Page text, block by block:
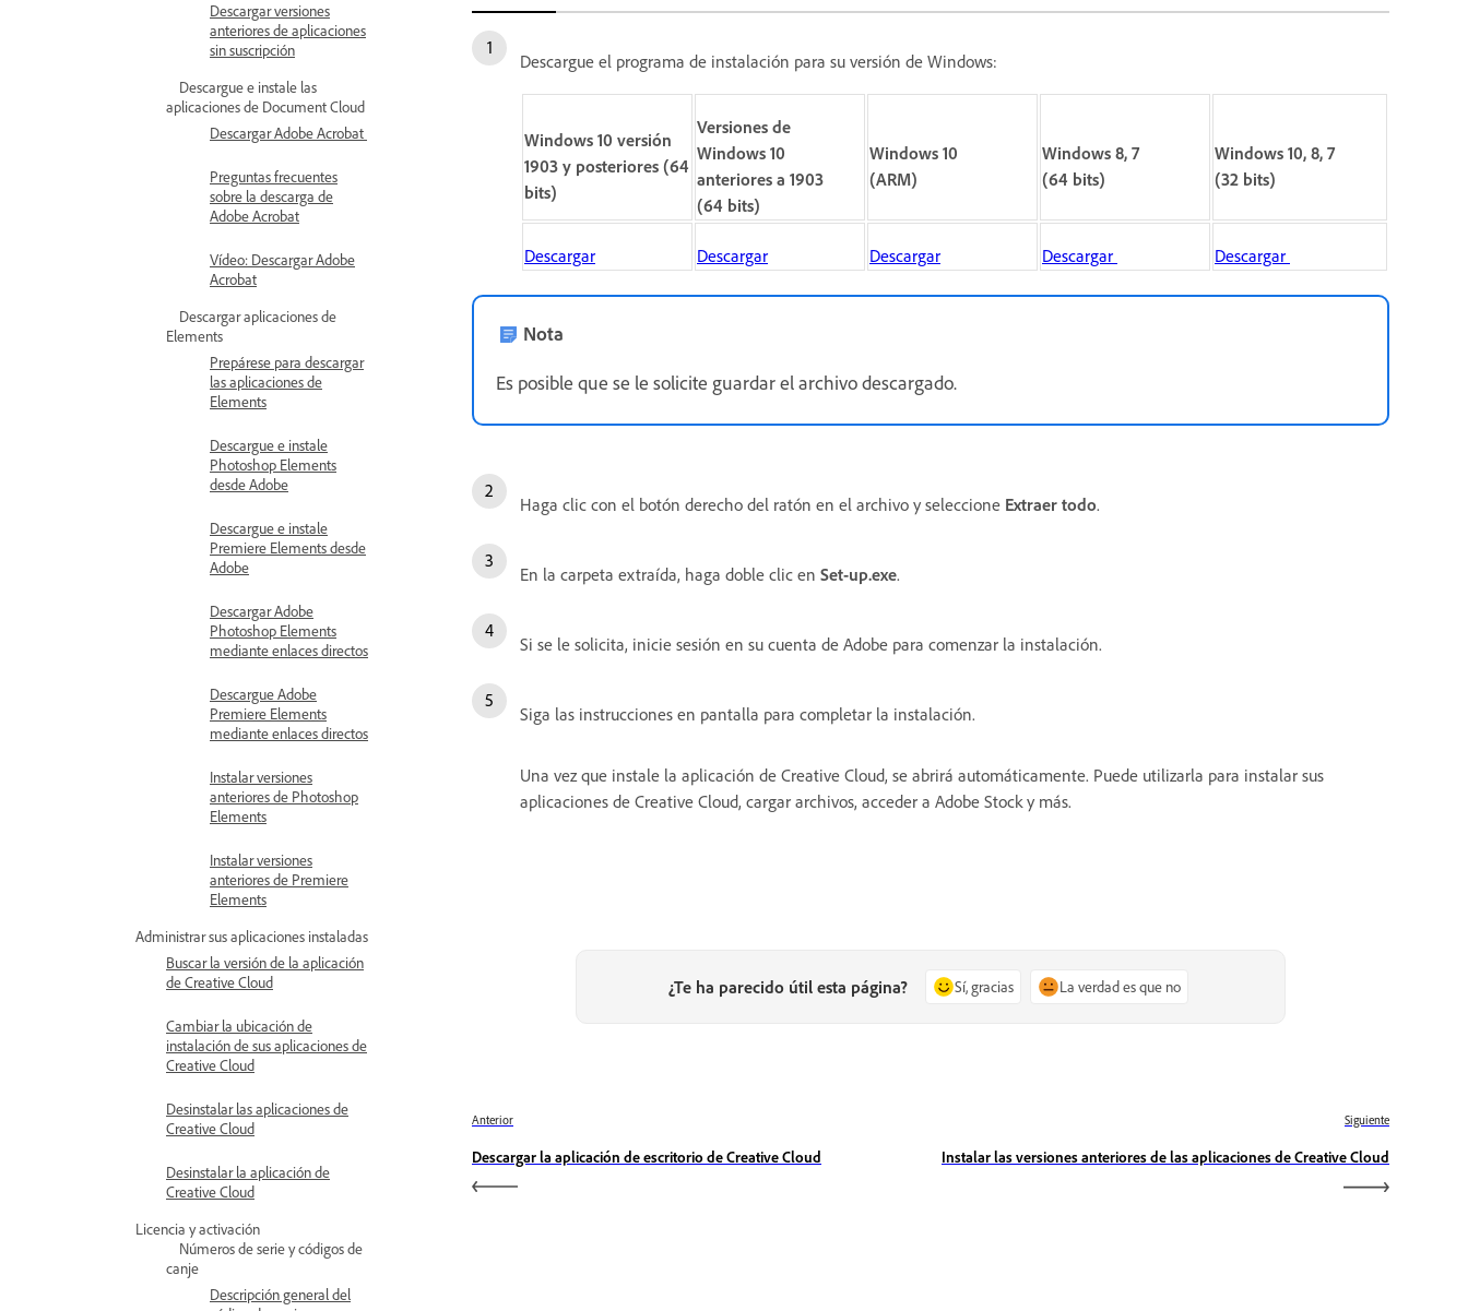
Descargar versiones
anteriores de aplicaciones
sin suscripción
Descargue e instale las
aplicaciones de Document Cloud
Descargar Adobe Acrobat
Preguntas frecuentes
sobre la descarga de
Adobe Acrobat
Vídeo: Descargar Adobe
Acrobat
Descargar aplicaciones de
Elements
Prepárese para descargar
las aplicaciones de
Elements
Descargue e instale
Photoshop Elements
desde Adobe
Descargue e instale
Premiere Elements desde
Adobe
Descargar Adobe
Photoshop Elements
mediante enlaces directos
Descargue Adobe
Premiere Elements
mediante enlaces directos
Instalar versiones
anteriores de Photoshop
Elements
Instalar versiones
anteriores de Premiere
Elements
Administrar sus aplicaciones instaladas
Buscar la versión de la aplicación
de Creative Cloud
Cambiar la ubicación de
instalación de sus aplicaciones de
Creative Cloud
Desinstalar las aplicaciones de
Creative Cloud
Desinstalar la aplicación de
Creative Cloud
Licencia y activación
Números de serie y códigos de
canje
Descripción general del
Descargue el programa de instalación para su versión de Windows:
Windows 10 versión
1903 y posteriores (64
bits)
Versiones de
Windows 10
anteriores a 1903
(64 bits)
Windows 10
(ARM)
Windows 8, 7
(64 bits)
Windows 10, 8, 7
(32 bits)
Descargar Descargar Descargar Descargar Descargar
Nota
Es posible que se le solicite guardar el archivo descargado.
Haga clic con el botón derecho del ratón en el archivo y seleccione Extraer todo.
En la carpeta extraída, haga doble clic en Set-up.exe.
Si se le solicita, inicie sesión en su cuenta de Adobe para comenzar la instalación.
Siga las instrucciones en pantalla para completar la instalación.
Una vez que instale la aplicación de Creative Cloud, se abrirá automáticamente. Puede utilizarla para instalar sus
aplicaciones de Creative Cloud, cargar archivos, acceder a Adobe Stock y más.
¿Te ha parecido útil esta página? Sí, gracias La verdad es que no
Anterior
Descargar la aplicación de escritorio de Creative Cloud
Siguiente
Instalar las versiones anteriores de las aplicaciones de Creative Cloud